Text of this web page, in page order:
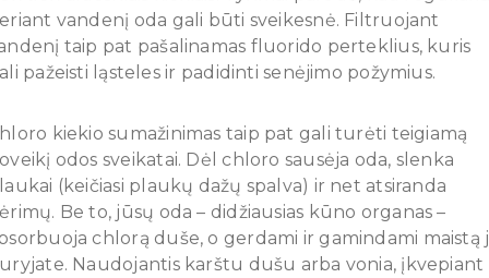
vandenį oda gali būti sveikesnė. Filtruojant
taip pat pašalinamas fluorido perteklius, kuris
pažeisti ląsteles ir padidinti senėjimo požymius.
kiekio sumažinimas taip pat gali turėti teigiamą
odos sveikatai. Dėl chloro sausėja oda, slenka
(keičiasi plaukų dažų spalva) ir net atsiranda
Be to, jūsų oda – didžiausias kūno organas –
chlorą duše, o gerdami ir gamindami maistą
Naudojantis karštu dušu arba vonia, įkvepiant